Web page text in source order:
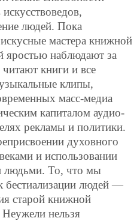
людей. Пока
мастера книжной
яростью наблюдают за
книги и все
клипы,
масс-медиа
капиталом аудио-
рекламы и политики.
духовного
и использовании
людьми. То, что мы
бестиализации людей —
старой книжной
нельзя